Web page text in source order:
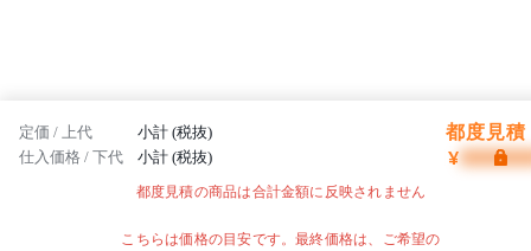
定価 / 上代 小計 (税抜) 都度見積
仕入価格 / 下代 小計 (税抜) ¥
都度見積の商品は合計金額に反映されません
こちらは価格の目安です。最終価格は、ご希望の